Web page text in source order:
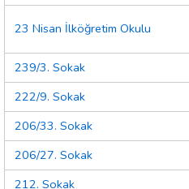
23 Nisan İlköğretim Okulu
239/3. Sokak
222/9. Sokak
206/33. Sokak
206/27. Sokak
212. Sokak